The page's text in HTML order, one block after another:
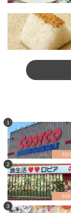
1
2
3